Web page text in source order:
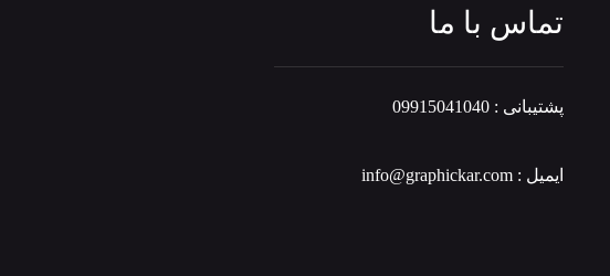
تماس با ما
پشتیبانی : 09915041040
ایمیل : info@graphickar.com